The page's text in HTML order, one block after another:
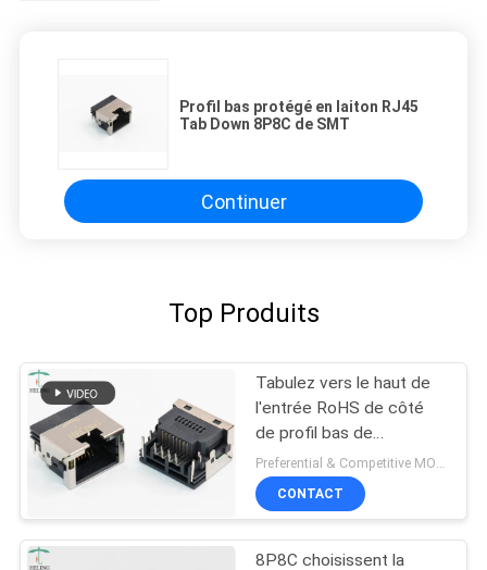
Profil bas protégé en laiton RJ45
Tab Down 8P8C de SMT
Continuer
Top Produits
Tabulez vers le haut de
l'entrée RoHS de côté
de profil bas de
connecteurs de 1x1
8P8C RJ45 conforme
CONTACT
8P8C choisissent la